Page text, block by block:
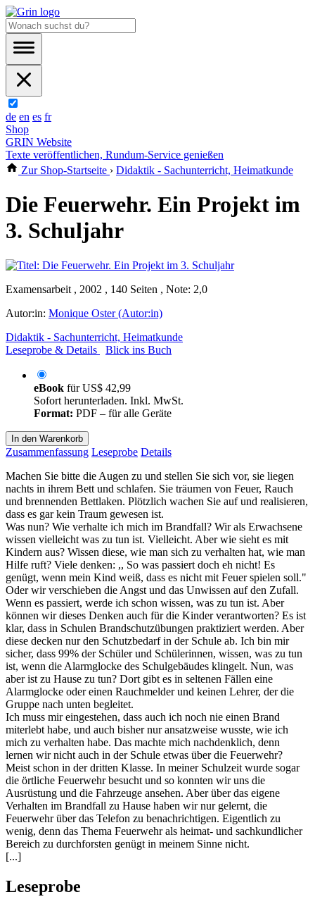
de en es fr
Shop
GRIN Website
Texte veröffentlichen, Rundum-Service genießen
Zur Shop-Startseite › Didaktik - Sachunterricht, Heimatkunde
Die Feuerwehr. Ein Projekt im
3. Schuljahr
Examensarbeit , 2002 , 140 Seiten , Note: 2,0
Autor:in: Monique Oster (Autor:in)
Didaktik - Sachunterricht, Heimatkunde
Leseprobe & Details
Blick ins Buch
eBook fürUS$ 42,99
Sofort herunterladen. Inkl. MwSt.
Format: PDF – für alle Geräte
In den Warenkorb
Zusammenfassung Leseprobe Details
Machen Sie bitte die Augen zu und stellen Sie sich vor, sie liegen
nachts in ihrem Bett und schlafen. Sie träumen von Feuer, Rauch
und brennenden Bettlaken. Plötzlich wachen Sie auf und realisieren,
dass es gar kein Traum gewesen ist.
Was nun? Wie verhalte ich mich im Brandfall? Wir als Erwachsene
wissen vielleicht was zu tun ist. Vielleicht. Aber wie sieht es mit
Kindern aus? Wissen diese, wie man sich zu verhalten hat, wie man
Hilfe ruft? Viele denken: ,, So was passiert doch eh nicht! Es
genügt, wenn mein Kind weiß, dass es nicht mit Feuer spielen soll."
Oder wir verschieben die Angst und das Unwissen auf den Zufall.
Wenn es passiert, werde ich schon wissen, was zu tun ist. Aber
können wir dieses Denken auch für die Kinder verantworten? Es ist
klar, dass in Schulen Brandschutzübungen praktiziert werden. Aber
diese decken nur den Schutzbedarf in der Schule ab. Ich bin mir
sicher, dass 99% der Schüler und Schülerinnen, wissen, was zu tun
ist, wenn die Alarmglocke des Schulgebäudes klingelt. Nun, was
aber ist zu Hause zu tun? Dort gibt es in seltenen Fällen eine
Alarmglocke oder einen Rauchmelder und keinen Lehrer, der die
Gruppe nach unten begleitet.
Ich muss mir eingestehen, dass auch ich noch nie einen Brand
miterlebt habe, und auch bisher nur ansatzweise wusste, wie ich
mich zu verhalten habe. Das machte mich nachdenklich, denn
lernen wir nicht auch in der Schule etwas über die Feuerwehr?
Meist schon in der dritten Klasse. In meiner Schulzeit wurde sogar
die örtliche Feuerwehr besucht und so konnten wir uns die
Ausrüstung und die Fahrzeuge ansehen. Aber über das eigene
Verhalten im Brandfall zu Hause haben wir nur gelernt, die
Feuerwehr über das Telefon zu benachrichtigen. Eigentlich zu
wenig, denn das Thema Feuerwehr als heimat- und sachkundlicher
Bereich zu durchforsten genügt in meinem Sinne nicht.
[...]
Leseprobe